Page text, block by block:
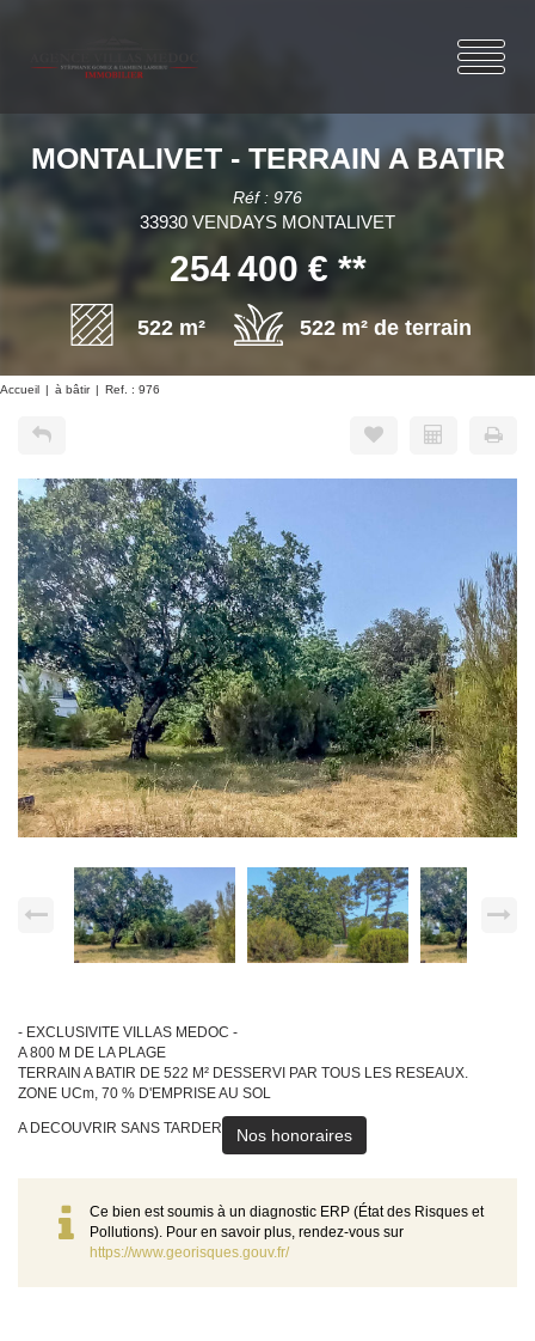
MONTALIVET - TERRAIN A BATIR
Réf : 976
33930 VENDAYS MONTALIVET
254 400 € **
522 m² 522 m² de terrain
Accueil à bâtir Ref. : 976
- EXCLUSIVITE VILLAS MEDOC -
A 800 M DE LA PLAGE
TERRAIN A BATIR DE 522 M² DESSERVI PAR TOUS LES RESEAUX.
ZONE UCm, 70 % D'EMPRISE AU SOL
A DECOUVRIR SANS TARDER Nos honoraires
Ce bien est soumis à un diagnostic ERP (État des Risques et
Pollutions). Pour en savoir plus, rendez-vous sur
https://www.georisques.gouv.fr/